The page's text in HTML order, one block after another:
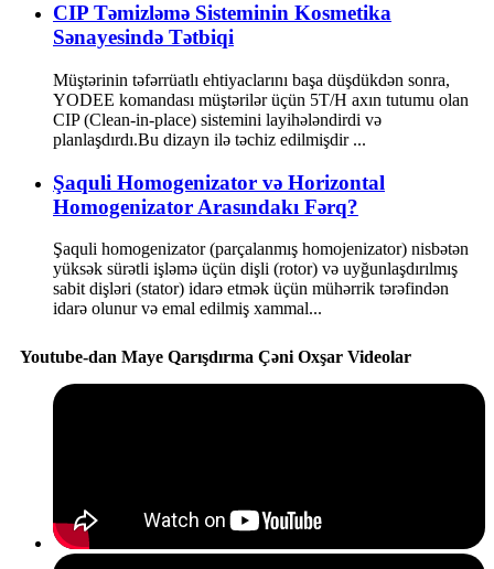
CIP Təmizləmə Sisteminin Kosmetika
Sənayesində Tətbiqi
Müştərinin təfərrüatlı ehtiyaclarını başa düşdükdən sonra,
YODEE komandası müştərilər üçün 5T/H axın tutumu olan
CIP (Clean-in-place) sistemini layihələndirdi və
planlaşdırdı.Bu dizayn ilə təchiz edilmişdir ...
Şaquli Homogenizator və Horizontal
Homogenizator Arasındakı Fərq?
Şaquli homogenizator (parçalanmış homojenizator) nisbətən
yüksək sürətli işləmə üçün dişli (rotor) və uyğunlaşdırılmış
sabit dişləri (stator) idarə etmək üçün mühərrik tərəfindən
idarə olunur və emal edilmiş xammal...
Youtube-dan Maye Qarışdırma Çəni Oxşar Videolar